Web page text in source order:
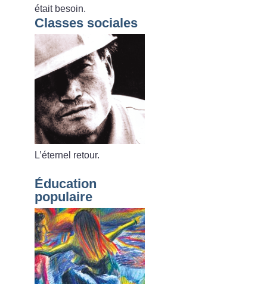
était besoin.
Classes sociales
L’éternel retour.
Éducation
populaire